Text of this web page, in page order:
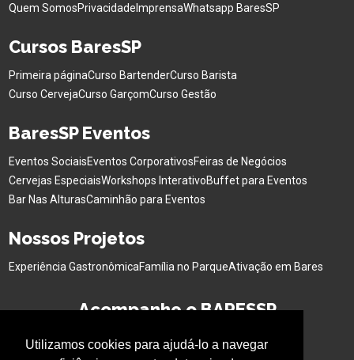
Utilizamos cookies para ajudá-lo a navegar
Quem SomosPrivacidade ImprensaWhatsapp BaresSP
Cursos BaresSP
Primeira páginaCurso BartenderCurso Barista
Curso CervejaCurso GarçomCurso Gestão
BaresSP Eventos
Eventos SociaisEventos CorporativosFeiras de Negócios
Cervejas EspeciaisWorkshops InterativoBuffet para Eventos
Bar Nas AlturasCaminhão para Eventos
Nossos Projetos
Experiência GastronômicaFamília no ParqueAtivação em Bares
Acompanhe o BARESSP